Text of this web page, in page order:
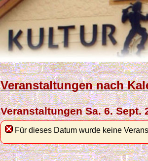
Veranstaltungen nach
Veranstaltungen Sa. 6. Sept.
Für dieses Datum wurde keine